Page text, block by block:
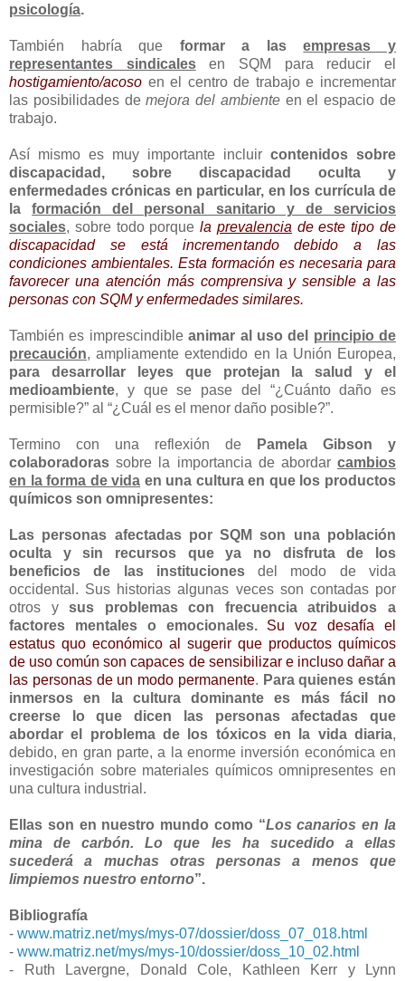
psicología.
También habría que formar a lasempresas y
representantes sindicalesen SQM para reducir el
hostigamiento/acoso en el centro de trabajo e incrementar
las posibilidades demejora del ambienteen el espacio de
trabajo.
Así mismo es muy importante incluir contenidos sobre
discapacidad, sobre discapacidad oculta y
enfermedades crónicas en particular, en los currícula de
laformación del personal sanitario y de servicios
sociales, sobre todo porquela prevalencia de este tipo de
discapacidad se está incrementando debido a las
condiciones ambientales. Esta formación es necesaria para
favorecer una atención más comprensiva y sensible a las
personas con SQM y enfermedades similares.
También es imprescindibleanimar al uso del principio de
precaución, ampliamente extendido en la Unión Europea,
para desarrollar leyes que protejan la salud y el
medioambiente, y que se pase del “¿Cuánto daño es
permisible?” al “¿Cuál es el menor daño posible?”.
Termino con una reflexión de
Pamela Gibson y
colaboradoras sobre la importancia de abordar cambios
en la forma de vida en una cultura en que los productos
químicos son omnipresentes:
Las personas afectadas por SQM son una población
oculta y sin recursos que ya no disfruta de los
beneficios de las institucionesdel modo de vida
occidental. Sus historias algunas veces son contadas por
otros ysus problemas con frecuencia atribuidos a
factores mentales o emocionales. Su voz desafía el
estatus quo económico al sugerir que productos químicos
de uso común son capaces de sensibilizar e incluso dañar a
las personas de un modo permanente. Para quienes están
inmersos en la cultura dominante es más fácil no
creerse lo que dicen las personas afectadas que
abordar el problema de los tóxicos en la vida diaria,
debido, en gran parte, a la enorme inversión económica en
investigación sobre materiales químicos omnipresentes en
una cultura industrial.
Ellas son en nuestro mundo como “Los canarios en la
mina de carbón. Lo que les ha sucedido a ellas
sucederá a muchas otras personas a menos que
limpiemos nuestro entorno”.
Bibliografía
- www.matriz.net/mys/mys-07/dossier/doss_07_018.html
- www.matriz.net/mys/mys-10/dossier/doss_10_02.html
- Ruth Lavergne, Donald Cole, Kathleen Kerr y Lynn